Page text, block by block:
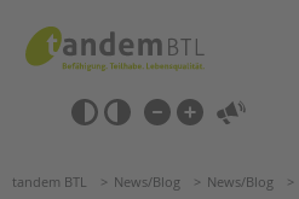
springen
Barrierefrei-
Einstellungen
überspringen
überspringen
tandem BTL News/Blog News/Blog